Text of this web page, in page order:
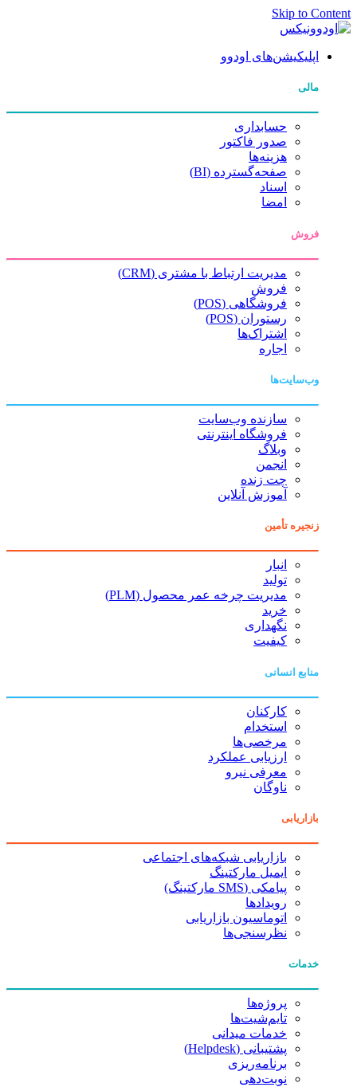
Skip to Content
اپلیکیشن‌های اودوو
مالی
حسابداری
صدور فاکتور
هزینه‌ها
صفحه‌گسترده (BI)
اسناد
امضا
فروش
مدیریت ارتباط با مشتری (CRM)
فروش
فروشگاهی (POS)
رستوران (POS)
اشتراک‌ها
اجاره
وب‌سایت‌ها
سازنده وب‌سایت
فروشگاه اینترنتی
وبلاگ
انجمن
چت زنده
آموزش آنلاین
زنجیره تأمین
انبار
تولید
مدیریت چرخه عمر محصول (PLM)
خرید
نگهداری
کیفیت
منابع انسانی
کارکنان
استخدام
مرخصی‌ها
ارزیابی عملکرد
معرفی نیرو
ناوگان
بازاریابی
بازاریابی شبکه‌های اجتماعی
ایمیل مارکتینگ
پیامکی (SMS مارکتینگ)
رویدادها
اتوماسیون بازاریابی
نظرسنجی‌ها
خدمات
پروژه‌ها
تایم‌شیت‌ها
خدمات میدانی
پشتیبانی (Helpdesk)
برنامه‌ریزی
نوبت‌دهی